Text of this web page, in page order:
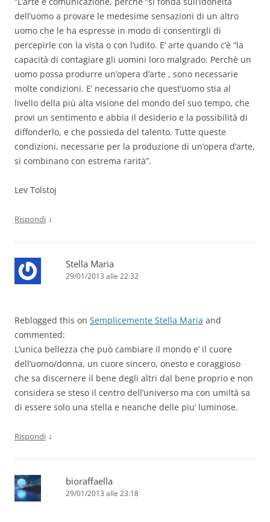
dell’uomo a provare le medesime sensazioni di un altro
uomo che le ha espresse in modo di consentirgli di
percepirle con la vista o con l’udito. E’ arte quando c’è “la
capacità di contagiare gli uomini loro malgrado. Perchè un
uomo possa produrre un’opera d’arte , sono necessarie
molte condizioni. E’ necessario che quest’uomo stia al
livello della più alta visione del mondo del suo tempo, che
provi un sentimento e abbia il desiderio e la possibilità di
diffonderlo, e che possieda del talento. Tutte queste
condizioni, necessarie per la produzione di un’opera d’arte,
si combinano con estrema rarità”.
Lev Tolstoj
Rispondi ↓
Stella Maria
29/01/2013 alle 22:32
Reblogged this on Semplicemente Stella Maria and
commented:
L’unica bellezza che può cambiare il mondo e’ il cuore
dell’uomo/donna, un cuore sincero, onesto e coraggioso
che sa discernere il bene degli altri dal bene proprio e non
considera se steso il centro dell’universo ma con umiltà sa
di essere solo una stella e neanche delle piu’ luminose.
Rispondi ↓
bioraffaella
29/01/2013 alle 23:18